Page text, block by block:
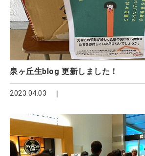
泉ヶ丘生blog 更新しました！
2023.04.03